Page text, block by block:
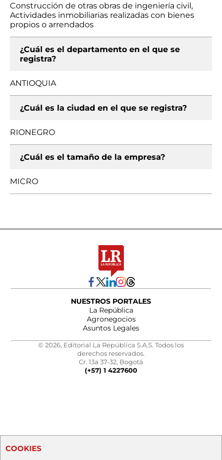
Construcción de otras obras de ingeniería civil,
Actividades inmobiliarias realizadas con bienes
propios o arrendados
¿Cuál es el departamento en el que se
registra?
ANTIOQUIA
¿Cuál es la ciudad en el que se registra?
RIONEGRO
¿Cuál es el tamaño de la empresa?
MICRO
NUESTROS PORTALES
La República
Agronegocios
Asuntos Legales
© 2026, Editorial La República S.A.S. Todos los
derechos reservados.
Cr. 13a 37-32, Bogotá
(+57) 1 4227600
COOKIES